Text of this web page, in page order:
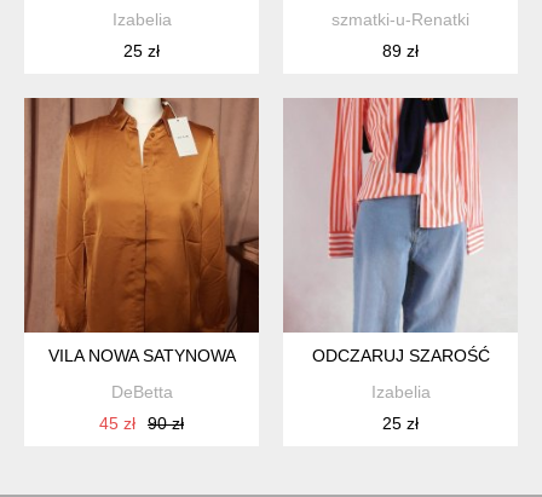
Izabelia
25 zł
szmatki-u-Renatki
89 zł
VILA NOWA SATYNOWA
DeBetta
45 zł
90 zł
ODCZARUJ SZAROŚĆ
Izabelia
25 zł